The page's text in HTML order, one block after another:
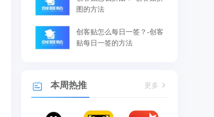
图的方法
创客贴怎么每日一签？-创客
贴每日一签的方法
本周热推 更多